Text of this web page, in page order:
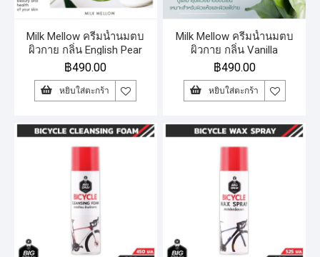
Milk Mellow ครีมน้ำนมตบ
ผิวกาย กลิ่น English Pear
฿490.00
หยิบใส่ตะกร้า
Milk Mellow ครีมน้ำนมตบ
ผิวกาย กลิ่น Vanilla
฿490.00
หยิบใส่ตะกร้า